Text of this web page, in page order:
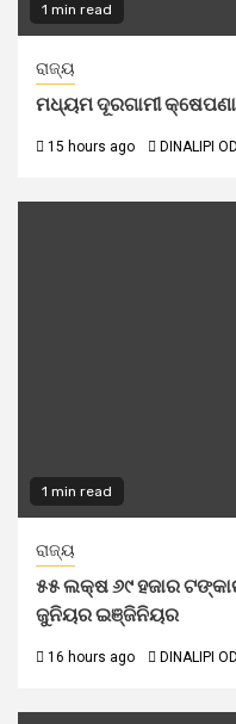
1 min read
ରାଜ୍ୟ
ମଧ୍ୟମ ଦୂରଗାମୀ
15 hours ago DINALIPI
1 min read
ରାଜ୍ୟ
୫୫ ଲକ୍ଷ ୬୯ ହଜାର
ଜୁନିୟର ଇଞ୍ଜିନିୟର
16 hours ago DINALIPI